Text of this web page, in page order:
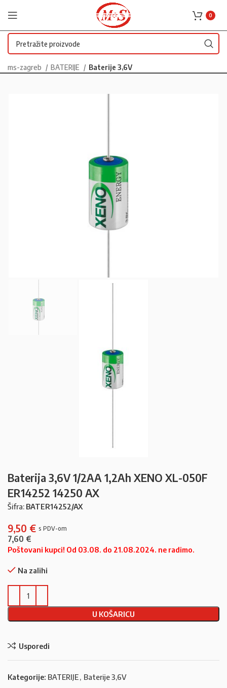
0
ms-zagreb BATERIJE Baterije 3,6V
Baterija 3,6V 1/2AA 1,2Ah XENO XL-050F
ER14252 14250 AX
Šifra: BATER14252/AX
9,50 €
7,60 €
Poštovani kupci! Od 03.08. do 21.08.2024. ne radimo.
Na zalihi
U KOŠARICU
Usporedi
Kategorije: BATERIJE, Baterije 3,6V